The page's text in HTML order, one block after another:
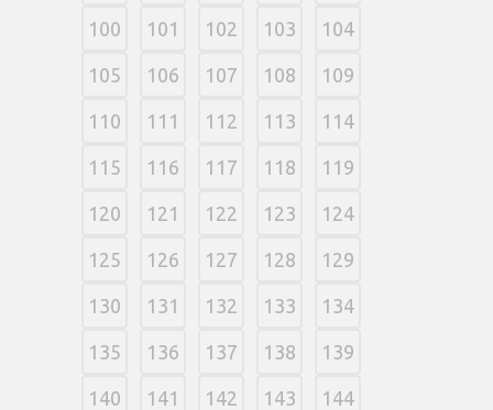
100 101 102 103 104
105 106 107 108 109
110 111 112 113 114
115 116 117 118 119
120 121 122 123 124
125 126 127 128 129
130 131 132 133 134
135 136 137 138 139
140 141 142 143 144